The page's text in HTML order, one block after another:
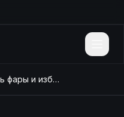
Как просушить фары и избавиться от конденсата навсегда? Устраняем запотевание фары своими руками